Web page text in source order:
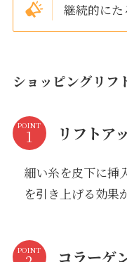
継続的に
ショッピングリフ
POINT リフトア
細い糸を皮下に挿
を引き上げる効果
POINT コラーゲ